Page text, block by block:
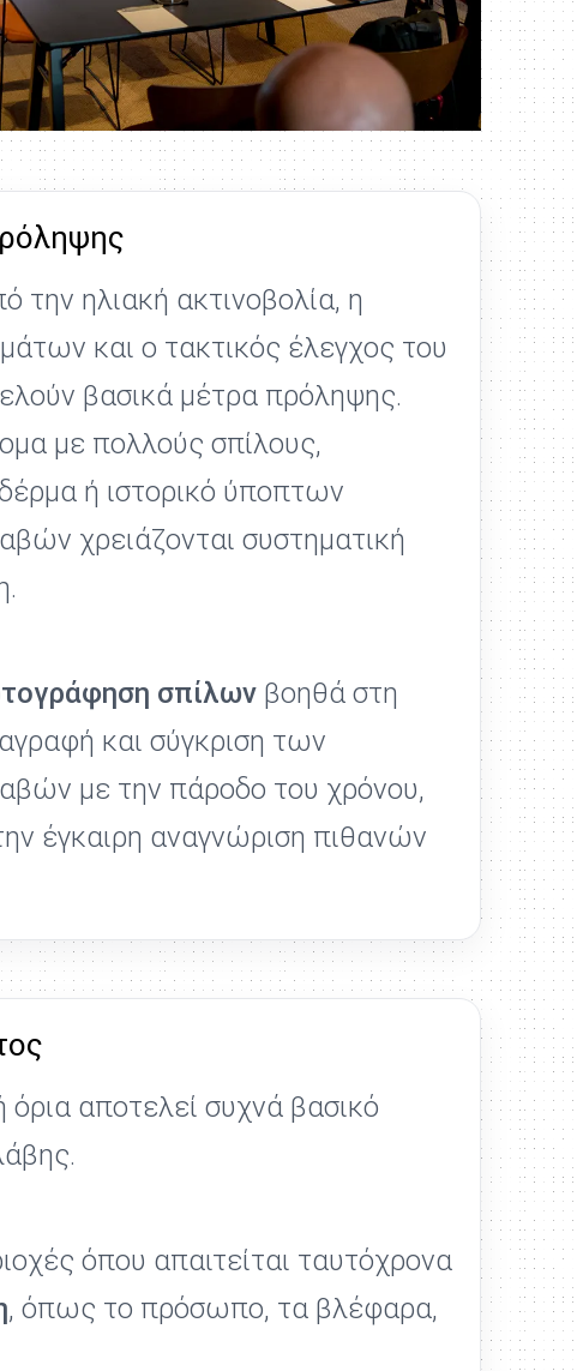
την ηλιακή ακτινοβολία, η
και ο τακτικός έλεγχος του
βασικά μέτρα πρόληψης.
με πολλούς σπίλους,
ή ιστορικό ύποπτων
χρειάζονται συστηματική
σπίλωνβοηθά στη
και σύγκριση των
με την πάροδο του χρόνου,
έγκαιρη αναγνώριση πιθανών
αποτελεί συχνά βασικό
όπου απαιτείται ταυτόχρονα
, όπως το πρόσωπο, τα βλέφαρα,